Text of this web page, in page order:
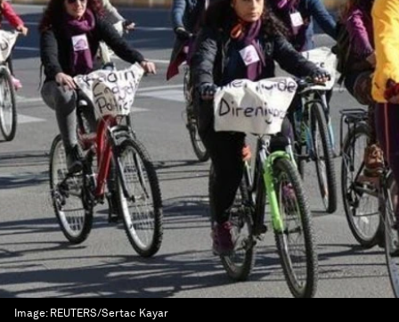
Image: REUTERS/Sertac Kayar